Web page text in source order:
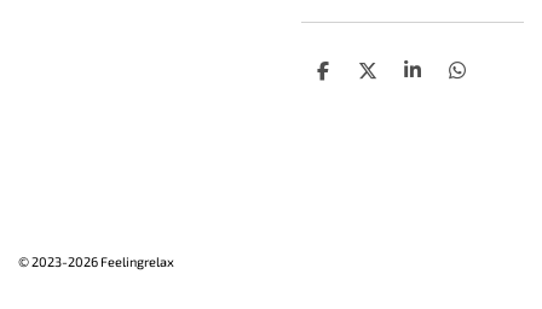
D
D
S
D
© 2023-2026 Feelingrelax